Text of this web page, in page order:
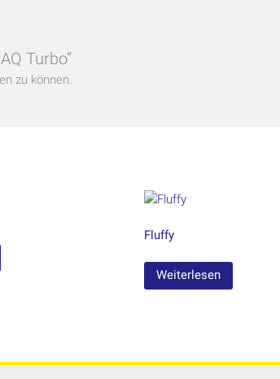
Turbo“
zu können.
Fluffy
Weiterlesen